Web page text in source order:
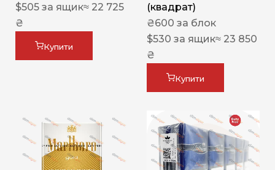
$505 за ящик≈ 22 725
₴
Купити
(квадрат)
₴600 за блок
$530 за ящик≈ 23 850
₴
Купити